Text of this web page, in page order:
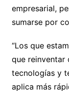
empresarial,
sumarse por
“Los que
que reinventar
tecnologías y
aplica más